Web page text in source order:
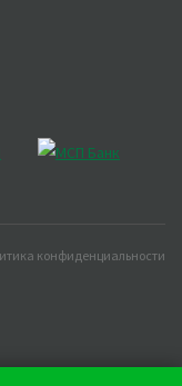
конфиденциальности